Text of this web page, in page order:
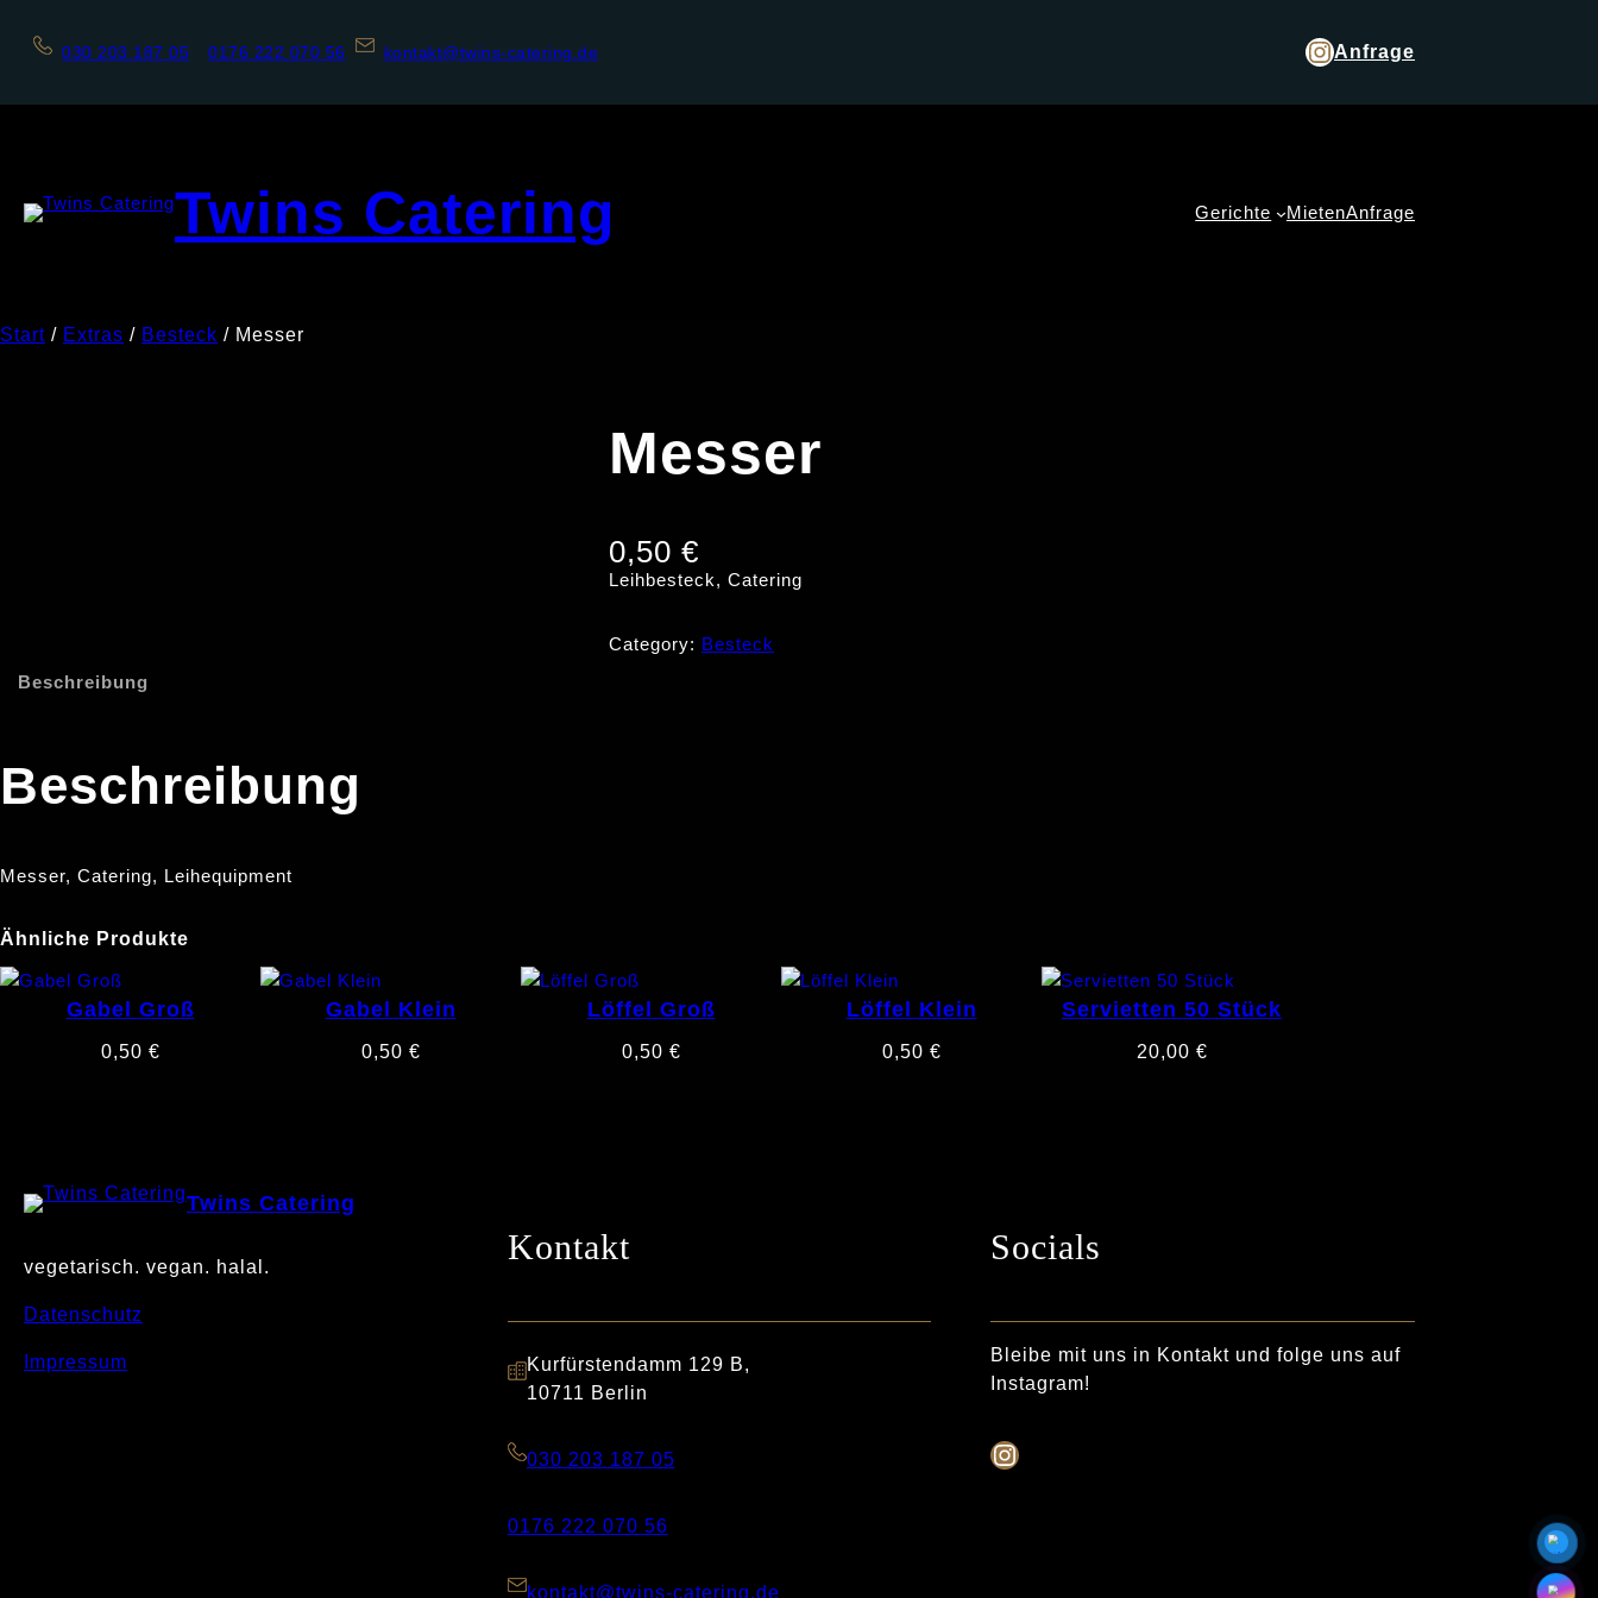
030 203 187 05 0176 222 070 56 kontakt@twins-catering.de Anfrage
Twins Catering Gerichte MietenAnfrage
Start / Extras / Besteck / Messer
Messer
0,50 €
Leihbesteck, Catering
Category: Besteck
Beschreibung
Beschreibung
Messer, Catering, Leihequipment
Ähnliche Produkte
Gabel Groß
0,50 €
Gabel Klein
0,50 €
Löffel Groß
0,50 €
Löffel Klein
0,50 €
Servietten 50 Stück
20,00 €
Twins Catering
vegetarisch. vegan. halal.
Datenschutz
Impressum
Kontakt
Kurfürstendamm 129 B,
10711 Berlin
030 203 187 05
0176 222 070 56
kontakt@twins-catering.de
Socials
Bleibe mit uns in Kontakt und folge uns auf
Instagram!